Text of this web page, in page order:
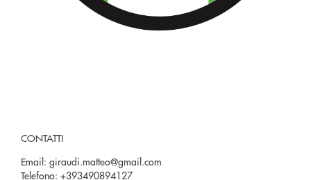
CONTATTI
Email: giraudi.matteo@gmail.com
Telefono: +393490894127